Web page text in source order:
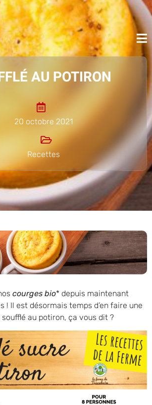
AU POTIRON
20 octobre 2021
Recettes
courges bio* depuis maintenant
! Il est désormais temps d’en faire une
au potiron, ça vous dit ?